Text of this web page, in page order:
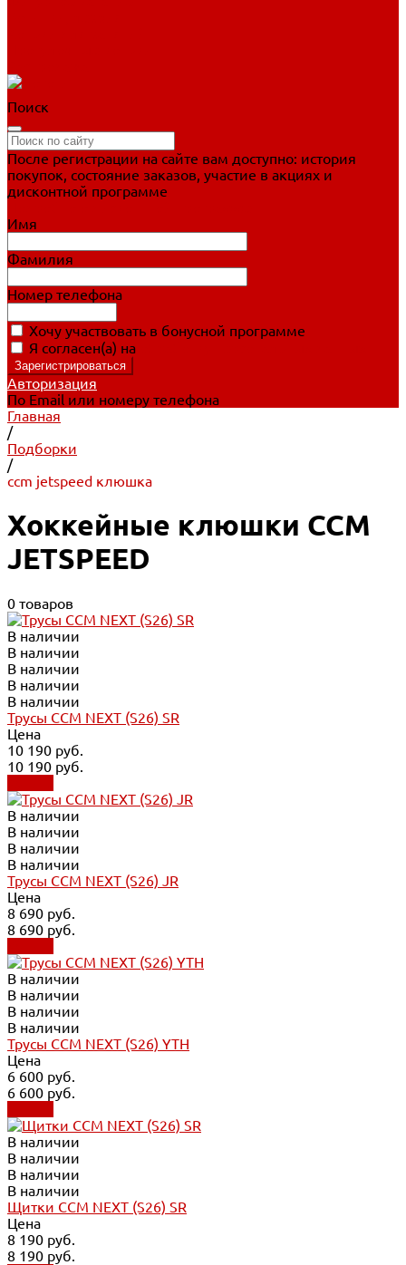
Поиск
После регистрации на сайте вам доступно: история
покупок, состояние заказов, участие в акциях и
дисконтной программе
Имя
Фамилия
Номер телефона
Хочу участвовать в бонусной программе
Я согласен(а) на
Авторизация
По Email или номеру телефона
Главная
/
Подборки
/
ccm jetspeed клюшка
Хоккейные клюшки CCM
JETSPEED
0 товаров
В наличии
В наличии
В наличии
В наличии
В наличии
Трусы CCM NEXT (S26) SR
Цена
10 190 руб.
10 190 руб.
В наличии
В наличии
В наличии
В наличии
Трусы CCM NEXT (S26) JR
Цена
8 690 руб.
8 690 руб.
В наличии
В наличии
В наличии
В наличии
Трусы CCM NEXT (S26) YTH
Цена
6 600 руб.
6 600 руб.
В наличии
В наличии
В наличии
В наличии
Щитки CCM NEXT (S26) SR
Цена
8 190 руб.
8 190 руб.